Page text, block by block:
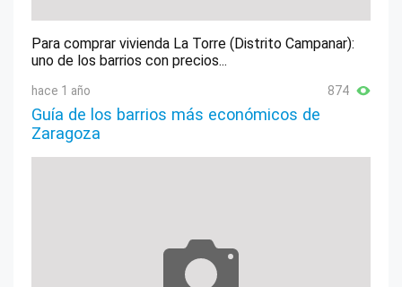
Para comprar vivienda La Torre (Distrito Campanar):
uno de los barrios con precios...
hace 1 año 874
Guía de los barrios más económicos de
Zaragoza